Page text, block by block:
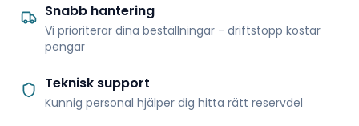
Snabb hantering
Vi prioriterar dina beställningar - driftstopp kostar
pengar
Teknisk support
Kunnig personal hjälper dig hitta rätt reservdel